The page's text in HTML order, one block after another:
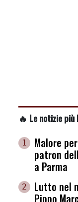
🔥 Le notizie
1
Malore
patron
a Parma
2
Lutto nel
Pippo